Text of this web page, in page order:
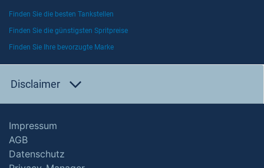
Finden Sie die besten Tankstellen
Finden Sie die günstigsten Spritpreise
Finden Sie Ihre bevorzugte Marke
Disclaimer
Impressum
AGB
Datenschutz